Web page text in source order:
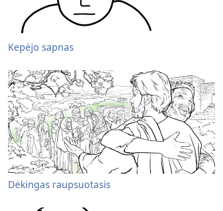
Kepėjo sapnas
Dėkingas raupsuotasis